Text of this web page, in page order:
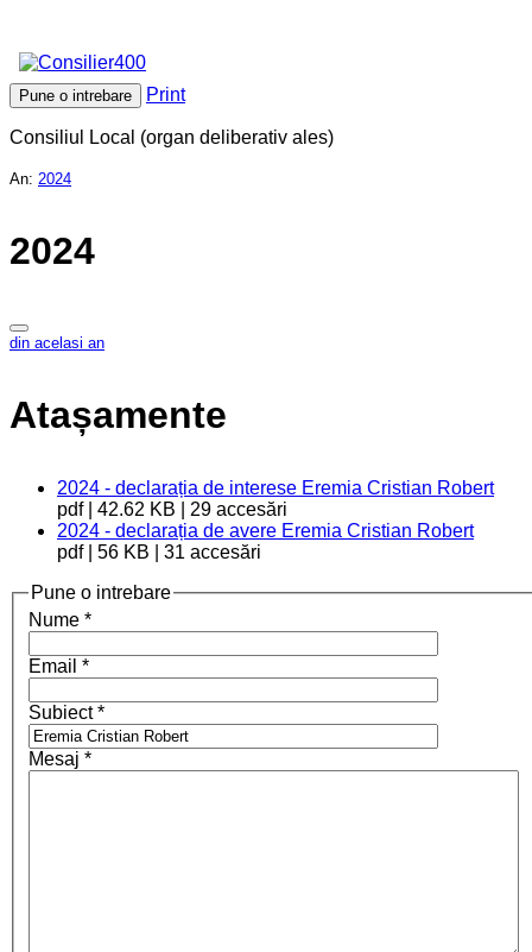
Pune o intrebare Print
Consiliul Local (organ deliberativ ales)
An: 2024
2024
din acelasi an
Atașamente
2024 - declarația de interese Eremia Cristian Robert
pdf | 42.62 KB | 29 accesări
2024 - declarația de avere Eremia Cristian Robert
pdf | 56 KB | 31 accesări
Pune o intrebare
Nume *
Email *
Subiect*
Mesaj *